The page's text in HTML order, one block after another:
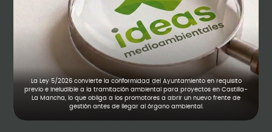
La Ley 5/2026 convierte la conformidad del Ayuntamiento en requisito
previo e ineludible a la tramitación ambiental para proyectos en Castilla-
La Mancha, lo que obliga a los promotores a abrir un nuevo frente de
gestión antes de llegar al órgano ambiental.